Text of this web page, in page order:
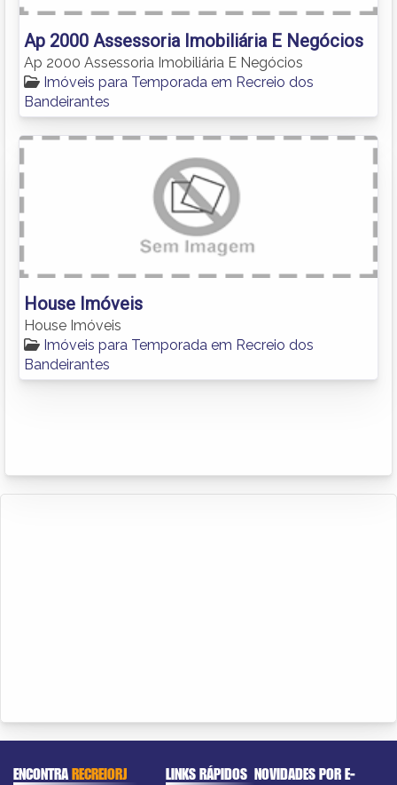
Ap 2000 Assessoria Imobiliária E Negócios
Ap 2000 Assessoria Imobiliária E Negócios
Imóveis para Temporada em Recreio dos
Bandeirantes
House Imóveis
House Imóveis
Imóveis para Temporada em Recreio dos
Bandeirantes
ENCONTRARECREIORJ LINKS RÁPIDOS NOVIDADES POR E-